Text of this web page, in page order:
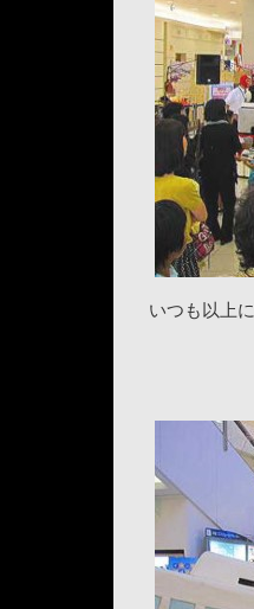
いつも以上